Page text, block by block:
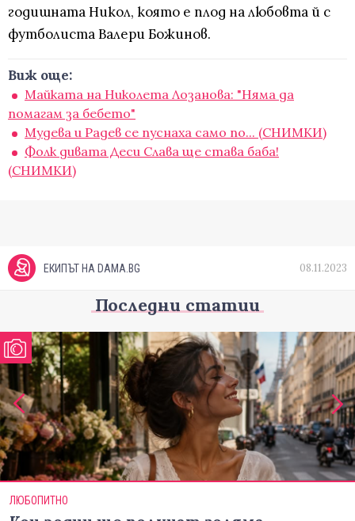
годишната Никол, която е плод на любовта й с
футболиста Валери Божинов.
Виж още:
Майката на Николета Лозанова: "Няма да
помагам за бебето"
Мудева и Радев се пуснаха само по... (СНИМКИ)
Фолк дивата Деси Слава ще става баба!
(СНИМКИ)
ЕКИПЪТ НА DAMA.BG 08.11.2023
Последни статии
ЛЮБОПИТНО